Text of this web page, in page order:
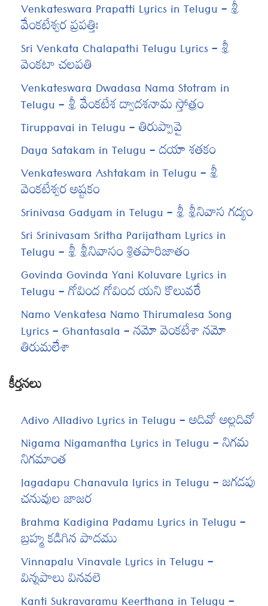
Venkateswara Prapatti Lyrics in Telugu – శ్రీ
వేంకటేశ్వర ప్రపత్తిః
Sri Venkata Chalapathi Telugu Lyrics – శ్రీ
వెంకటా చలపతి
Venkateswara Dwadasa Nama Stotram in
Telugu – శ్రీ వేంకటేశ ద్వాదశనామ స్తోత్రం
Tiruppavai in Telugu – తిరుప్పావై
Daya Satakam in Telugu – దయా శతకం
Venkateswara Ashtakam in Telugu – శ్రీ
వెంకటేశ్వర అష్టకం
Srinivasa Gadyam in Telugu – శ్రీ శ్రీనివాస గద్యం
Sri Srinivasam Sritha Parijatham Lyrics in
Telugu – శ్రీ శ్రీనివాసం శ్రితపారిజాతం
Govinda Govinda Yani Koluvare Lyrics in
Telugu – గోవింద గోవింద యని కొలువరే
Namo Venkatesa Namo Thirumalesa Song
Lyrics – Ghantasala – నమో వెంకటేశా నమో
తిరుమలేశా
కీర్తనలు
Adivo Alladivo Lyrics in Telugu – అదివో అల్లదివో
Nigama Nigamantha Lyrics in Telugu – నిగమ
నిగమాంత
Jagadapu Chanavula lyrics in Telugu – జగడపు
చనువుల జాజర
Brahma Kadigina Padamu Lyrics in Telugu –
బ్రహ్మ కడిగిన పాదము
Vinnapalu Vinavale Lyrics in Telugu –
విన్నపాలు వినవలె